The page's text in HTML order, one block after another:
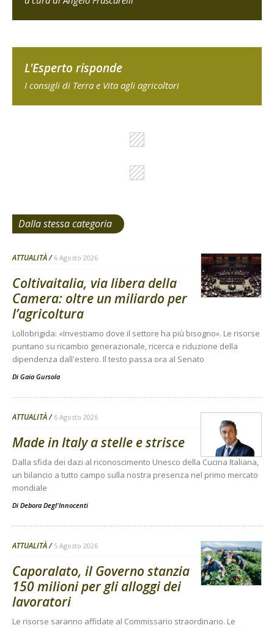
L'Esperto risponde
I consigli di Terra e Vita agli agricoltori
Dalla stessa categoria
ATTUALITÀ 6 Agosto 2026
Coltivaitalia, via libera della
Camera: oltre un miliardo per
l’agricoltura
Lollobrigida: «Investiamo dove il settore ha più bisogno». Le risorse
puntano su ricambio generazionale, ricerca e riduzione della
dipendenza dall'estero. Il testo passa ora al Senato
Di Gaia Gursola
ATTUALITÀ 6 Agosto 2026
Made in Italy a stelle e strisce
Dalla sfida dei dazi al riconoscimento Unesco della Cucina Italiana,
un bilancio a tutto campo sulla nostra presenza nel primo mercato
mondiale
Di Debora Degl'Innocenti
ATTUALITÀ 5 Agosto 2026
Caporalato, il Governo stanzia
150 milioni per gli alloggi dei
lavoratori
Le risorse saranno affidate al Commissario straordinario. Le